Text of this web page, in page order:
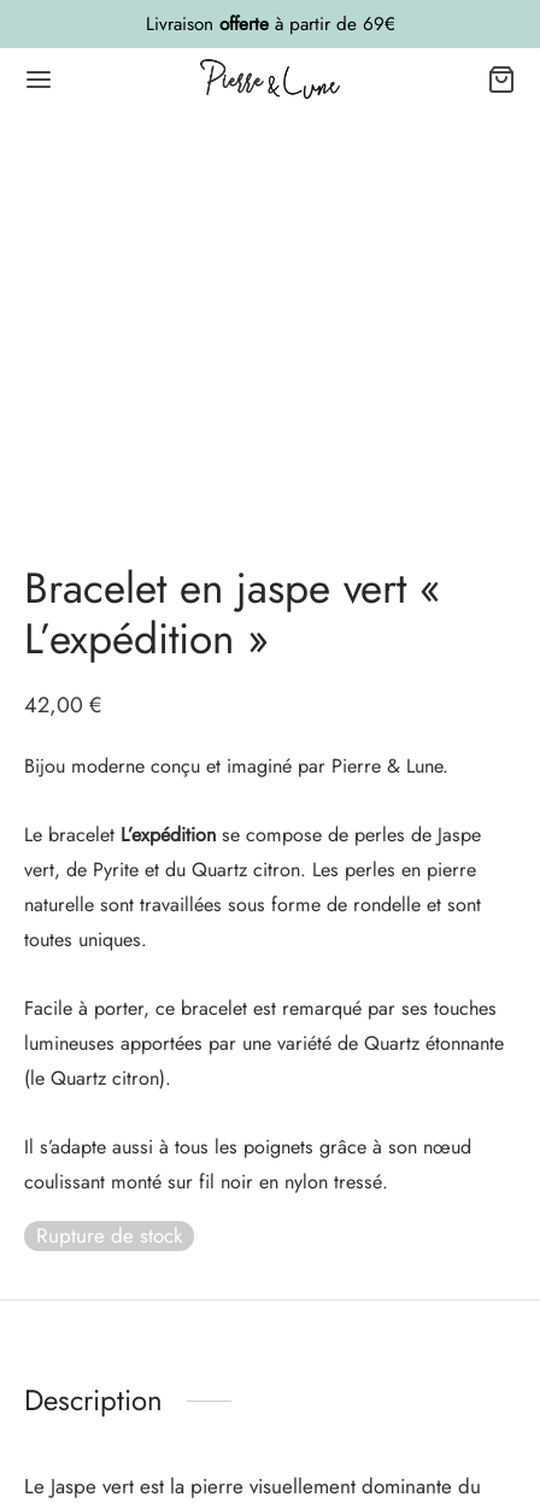
Livraison offerteà partir de 69€
Bracelet en jaspe vert «
L’expédition »
42,00 €
Bijou moderne conçu et imaginé par Pierre & Lune.
Le bracelet L’expédition se compose de perles de Jaspe
vert, de Pyrite et du Quartz citron. Les perles en pierre
naturelle sont travaillées sous forme de rondelle et sont
toutes uniques.
Facile à porter, ce bracelet est remarqué par ses touches
lumineuses apportées par une variété de Quartz étonnante
(le Quartz citron).
Il s’adapte aussi à tous les poignets grâce à son nœud
coulissant monté sur fil noir en nylon tressé.
Rupture de stock
Description
Le Jaspe vert est la pierre visuellement dominante du